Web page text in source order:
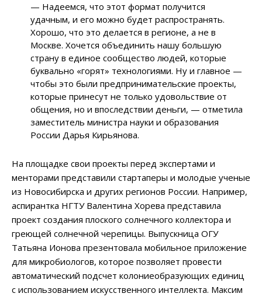
— Надеемся, что этот формат получится
удачным, и его можно будет распространять.
Хорошо, что это делается в регионе, а не в
Москве. Хочется объединить нашу большую
страну в единое сообщество людей, которые
буквально «горят» технологиями. Ну и главное —
чтобы это были предпринимательские проекты,
которые принесут не только удовольствие от
общения, но и впоследствии деньги, — отметила
заместитель министра науки и образования
России Дарья Кирьянова.
На площадке свои проекты перед экспертами и
менторами представили стартаперы и молодые ученые
из Новосибирска и других регионов России. Например,
аспирантка НГТУ Валентина Хорева представила
проект создания плоского солнечного коллектора и
греющей солнечной черепицы. Выпускница ОГУ
Татьяна Ионова презентовала мобильное приложение
для микробиологов, которое позволяет провести
автоматический подсчет колониеобразующих единиц
с использованием искусственного интеллекта. Максим